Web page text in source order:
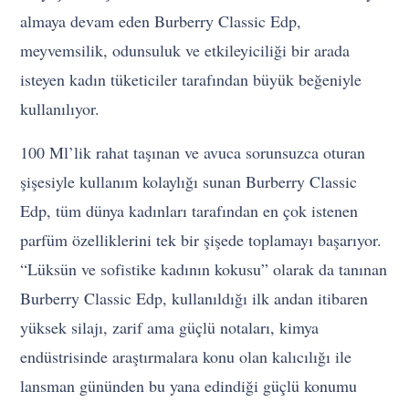
almaya devam eden Burberry Classic Edp,
meyvemsilik, odunsuluk ve etkileyiciliği bir arada
isteyen kadın tüketiciler tarafından büyük beğeniyle
kullanılıyor.
100 Ml’lik rahat taşınan ve avuca sorunsuzca oturan
şişesiyle kullanım kolaylığı sunan Burberry Classic
Edp, tüm dünya kadınları tarafından en çok istenen
parfüm özelliklerini tek bir şişede toplamayı başarıyor.
“Lüksün ve sofistike kadının kokusu” olarak da tanınan
Burberry Classic Edp, kullanıldığı ilk andan itibaren
yüksek silajı, zarif ama güçlü notaları, kimya
endüstrisinde araştırmalara konu olan kalıcılığı ile
lansman gününden bu yana edindiği güçlü konumu